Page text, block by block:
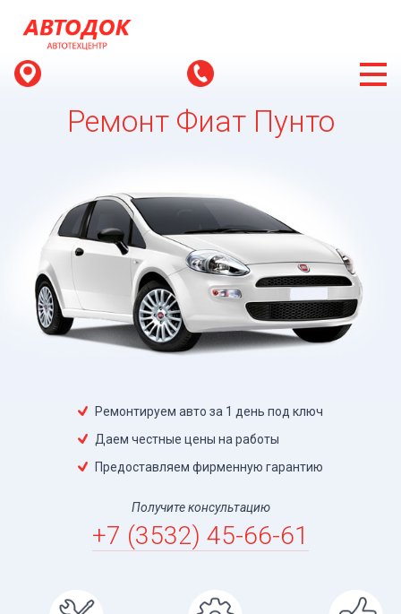
Ремонт Фиат Пунто
Ремонтируем авто за 1 день под ключ
Даем честные цены на работы
Предоставляем фирменную гарантию
Получите консультацию
+7 (3532) 45-66-61